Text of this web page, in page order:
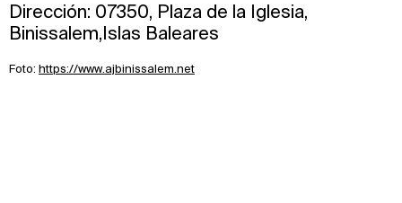
Dirección: 07350, Plaza de la Iglesia,
Binissalem,Islas Baleares
Foto: https://www.ajbinissalem.net